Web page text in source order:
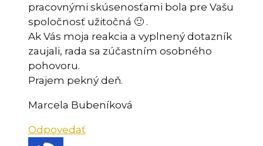
pracovnými skúsenosťami bola pre Vašu
spoločnosť užitočná 🙂 .
Ak Vás moja reakcia a vyplnený dotazník
zaujali, rada sa zúčastním osobného
pohovoru.
Prajem pekný deň.
Marcela Bubeníková
Odpovedať